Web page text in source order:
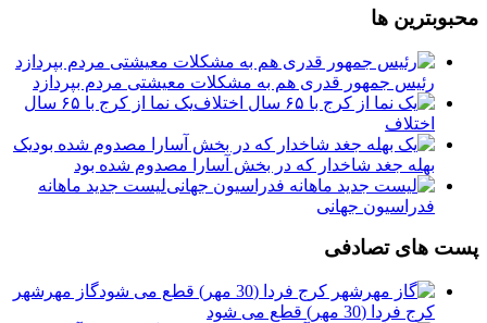
محبوبترین ها
رئیس جمهور قدری هم به مشکلات معیشتی مردم بپردازد
یک نما از کرج با ۶۵ سال
اختلاف
یک
بهله جغد شاخدار که در بخش آسارا مصدوم شده بود
لیست جدید ماهانه
فدراسیون جهانی
پست های تصادفی
گاز مهرشهر
کرج فردا (30 مهر) قطع می شود